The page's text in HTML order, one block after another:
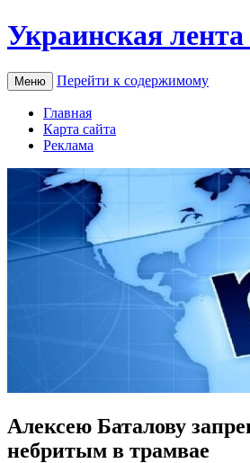
Украинская лента
Меню Перейти к содержимому
Главная
Карта сайта
Реклама
Алексею Баталову
небритым в трамвае